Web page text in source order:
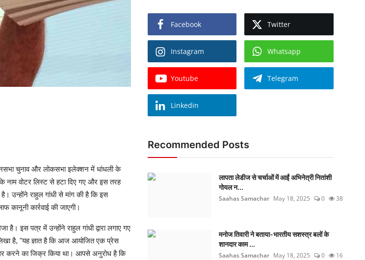
चुनाव और लोकसभा इलेक्शन में धांधली के
नाम वोटर लिस्ट से हटा दिए गए और इस तरह
उन्होंने राहुल गांधी से मांग की है कि इस
कार्रवाई की जाएगी।
इस पत्र में उन्होंने राहुल गांधी द्वारा लगाए गए
है, "यह ज्ञात है कि आज आयोजित एक प्रेस
करने का जिक्र किया था। आपसे अनुरोध है कि
Facebook Twitter
Instagram Whatsapp
Youtube Telegram
Linkedin
Recommended Posts
लापता लेडीज से चर्चाओं में आईं अभिनेत्री नितांशी
गोयल न...
Saahas Samachar May 18, 2025 0 38
मनोज तिवारी ने बताया-भारतीय सशस्त्र बलों के
शानदार काम ...
Saahas Samachar May 18, 2025 0 16